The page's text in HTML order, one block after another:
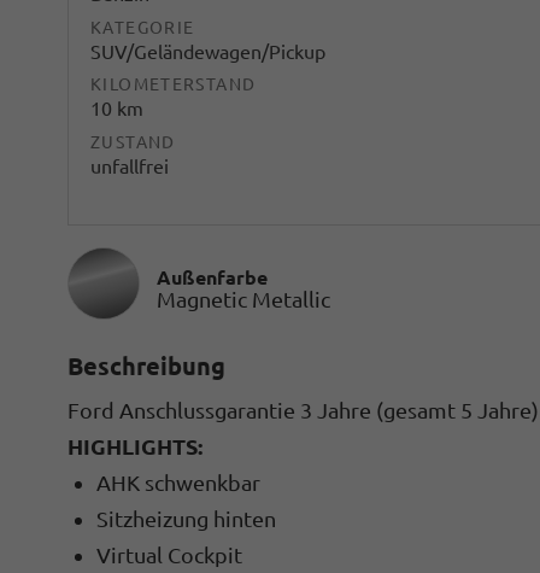
KATEGORIE
SUV/Geländewagen/Pickup
KILOMETERSTAND
10 km
ZUSTAND
unfallfrei
Außenfarbe
Magnetic Metallic
Beschreibung
Ford Anschlussgarantie 3 Jahre (gesamt 5
HIGHLIGHTS:
AHK schwenkbar
Sitzheizung hinten
Virtual Cockpit